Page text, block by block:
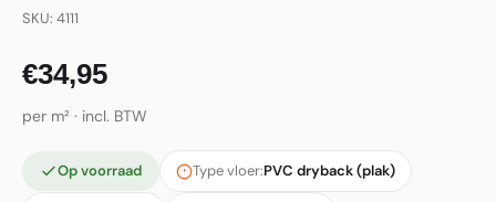
SKU: 4111
€34,95
per m² · incl. BTW
Op voorraad Type vloer:PVC dryback (plak)